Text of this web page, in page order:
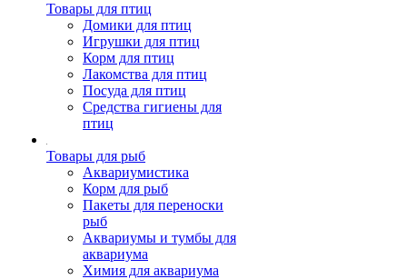
Товары для птиц
Домики для птиц
Игрушки для птиц
Корм для птиц
Лакомства для птиц
Посуда для птиц
Средства гигиены для
птиц
Товары для рыб
Аквариумистика
Корм для рыб
Пакеты для переноски
рыб
Аквариумы и тумбы для
аквариума
Химия для аквариума